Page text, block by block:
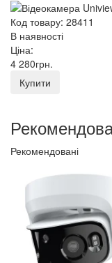
Код товару: 28411
В наявності
Ціна:
4 280грн.
Купити
Рекомендовані